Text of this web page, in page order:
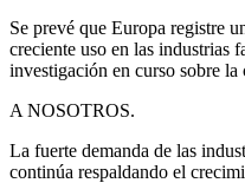
Se prevé que Europa registre
creciente uso en las industrias
investigación en curso sobre la
A NOSOTROS.
La fuerte demanda de las
continúa respaldando el